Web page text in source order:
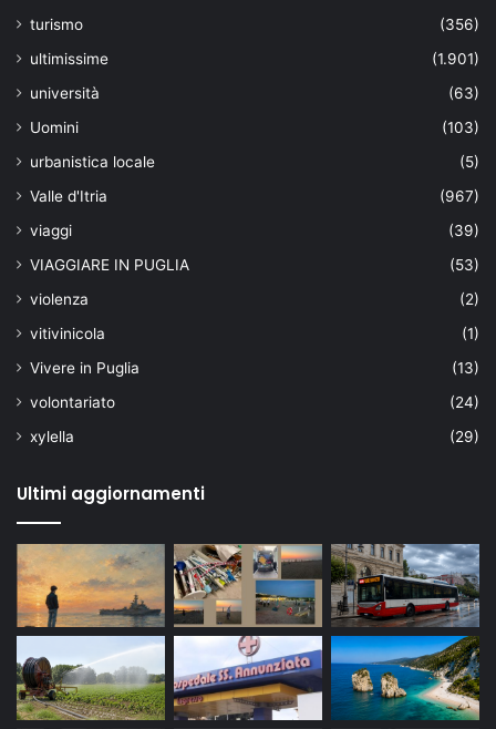
turismo
(356)
ultimissime
(1.901)
università
(63)
Uomini
(103)
urbanistica locale
(5)
Valle d'Itria
(967)
viaggi
(39)
VIAGGIARE IN PUGLIA
(53)
violenza
(2)
vitivinicola
(1)
Vivere in Puglia
(13)
volontariato
(24)
xylella
(29)
Ultimi aggiornamenti